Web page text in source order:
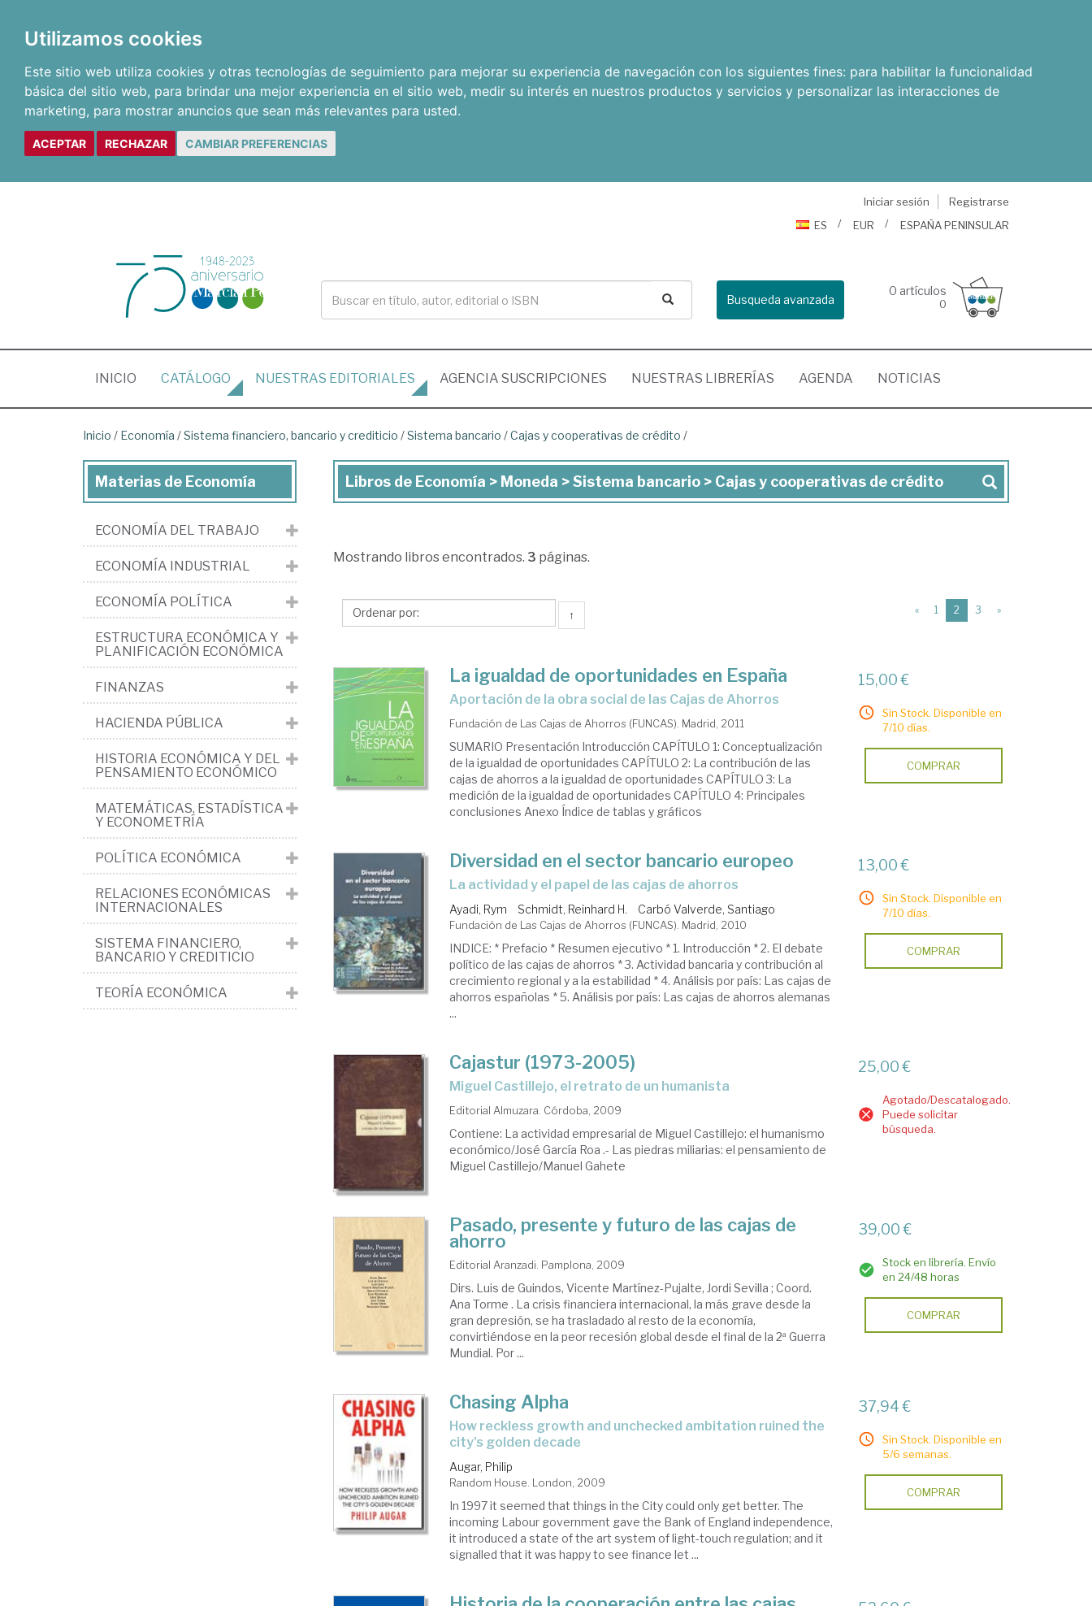
Utilizamos cookies
Este sitio web utiliza cookies y otras tecnologías de seguimiento para mejorar su experiencia de navegación con los siguientes fines: para habilitar la funcionalidad
básica del sitio web, para brindar una mejor experiencia en el sitio web, medir su interés en nuestros productos y servicios y personalizar las interacciones de
marketing, para mostrar anuncios que sean más relevantes para usted.
ACEPTAR RECHAZAR CAMBIAR PREFERENCIAS
Iniciar sesión
Registrarse
ES
EUR ESPAÑA PENINSULAR
Busqueda avanzada
0 artículos
0
INICIO (CURRENT)
CATÁLOGO NUESTRAS EDITORIALES AGENCIA SUSCRIPCIONES NUESTRAS LIBRERÍAS AGENDA NOTICIAS
Inicio / Economía /Sistema financiero, bancario y crediticio /Sistema bancario /Cajas y cooperativas de crédito /
Libros
>
bancario
>
Cajas
cooperativas
de
Libros de Economía > Moneda > Sistema bancario > Cajas y cooperativas de crédito
Mostrando libros encontrados. 3 páginas.
↑ « 1 2 (current)
3 »
La igualdad de oportunidades en España
aportación de la obra social de las Cajas de Ahorros
Fundación de Las Cajas de Ahorros (FUNCAS). Madrid, 2011
SUMARIO Presentación Introducción CAPÍTULO 1: Conceptualización
de la igualdad de oportunidades CAPÍTULO 2: La contribución de las
cajas de ahorros a la igualdad de oportunidades CAPÍTULO 3: La
medición de la igualdad de oportunidades CAPÍTULO 4: Principales
conclusiones Anexo Índice de tablas y gráficos
15,00 €
Sin Stock. Disponible en
7/10 días.
COMPRAR
Diversidad en el sector bancario europeo
la actividad y el papel de las cajas de ahorros
Ayadi, Rym Schmidt, Reinhard H. Carbó Valverde, Santiago
Fundación de Las Cajas de Ahorros (FUNCAS). Madrid, 2010
INDICE: * Prefacio * Resumen ejecutivo * 1. Introducción * 2. El debate
político de las cajas de ahorros * 3. Actividad bancaria y contribución al
crecimiento regional y a la estabilidad * 4. Análisis por país: Las cajas de
ahorros españolas * 5. Análisis por país: Las cajas de ahorros alemanas
...
13,00 €
Sin Stock. Disponible en
7/10 días.
COMPRAR
Cajastur (1973-2005)
Miguel Castillejo, el retrato de un humanista
Editorial Almuzara. Córdoba, 2009
Contiene: La actividad empresarial de Miguel Castillejo: el humanismo
económico/José García Roa .- Las piedras miliarias: el pensamiento de
Miguel Castillejo/Manuel Gahete
25,00 €
Agotado/Descatalogado.
Puede solicitar
búsqueda.
Pasado, presente y futuro de las cajas de
ahorro
Editorial Aranzadi. Pamplona, 2009
Dirs. Luis de Guindos, Vicente Martínez-Pujalte, Jordi Sevilla ; Coord.
Ana Torme . La crisis financiera internacional, la más grave desde la
gran depresión, se ha trasladado al resto de la economía,
convirtiéndose en la peor recesión global desde el final de la 2ª Guerra
Mundial. Por ...
39,00 €
Stock en librería. Envío
en 24/48 horas
COMPRAR
Chasing Alpha
how reckless growth and unchecked ambitation ruined the
city's golden decade
Augar, Philip
Random House. London, 2009
In 1997 it seemed that things in the City could only get better. The
incoming Labour government gave the Bank of England independence,
it introduced a state of the art system of light-touch regulation; and it
signalled that it was happy to see finance let ...
37,94 €
Sin Stock. Disponible en
5/6 semanas.
COMPRAR
Materias de Economía
ECONOMÍA DEL TRABAJO
ECONOMÍA INDUSTRIAL
ECONOMÍA POLÍTICA
ESTRUCTURA ECONÓMICA Y
PLANIFICACIÓN ECONÓMICA
FINANZAS
HACIENDA PÚBLICA
HISTORIA ECONÓMICA Y DEL
PENSAMIENTO ECONÓMICO
MATEMÁTICAS. ESTADÍSTICA
Y ECONOMETRÍA
POLÍTICA ECONÓMICA
RELACIONES ECONÓMICAS
INTERNACIONALES
SISTEMA FINANCIERO,
BANCARIO Y CREDITICIO
TEORÍA ECONÓMICA